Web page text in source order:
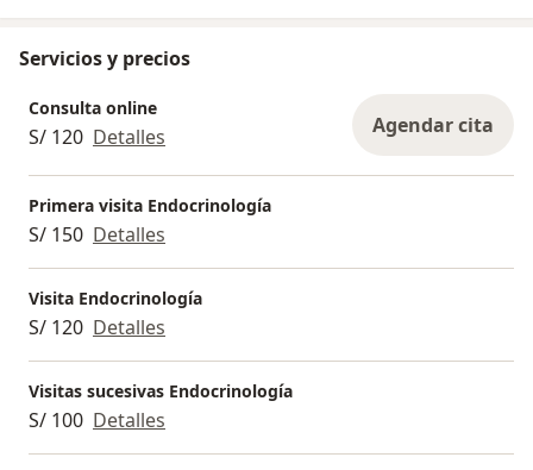
Servicios y precios
Consulta online
S/ 120 Detalles Agendar cita
Primera visita Endocrinología
S/ 150 Detalles
Visita Endocrinología
S/ 120 Detalles
Visitas sucesivas Endocrinología
S/ 100 Detalles